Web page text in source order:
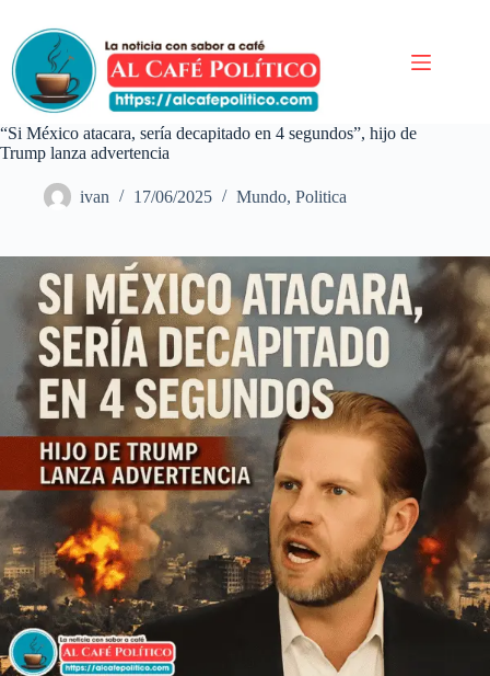
contenido
“Si México atacara, sería decapitado en 4 segundos”, hijo de
Trump lanza advertencia
ivan 17/06/2025 Mundo, Politica